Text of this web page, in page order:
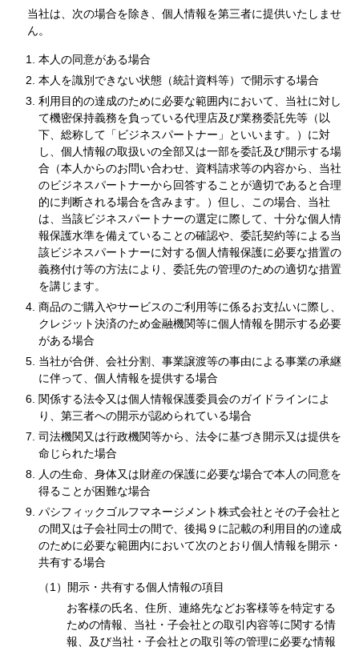
当社は、次の場合を除き、個人情報を第三者に提供いたしませ
ん。
本人の同意がある場合
本人を識別できない状態（統計資料等）で開示する場合
利用目的の達成のために必要な範囲内において、当社に対し
て機密保持義務を負っている代理店及び業務委託先等（以
下、総称して「ビジネスパートナー」といいます。）に対
し、個人情報の取扱いの全部又は一部を委託及び開示する場
合（本人からのお問い合わせ、資料請求等の内容から、当社
のビジネスパートナーから回答することが適切であると合理
的に判断される場合を含みます。）但し、この場合、当社
は、当該ビジネスパートナーの選定に際して、十分な個人情
報保護水準を備えていることの確認や、委託契約等による当
該ビジネスパートナーに対する個人情報保護に必要な措置の
義務付け等の方法により、委託先の管理のための適切な措置
を講じます。
商品のご購入やサービスのご利用等に係るお支払いに際し、
クレジット決済のため金融機関等に個人情報を開示する必要
がある場合
当社が合併、会社分割、事業譲渡等の事由による事業の承継
に伴って、個人情報を提供する場合
関係する法令又は個人情報保護委員会のガイドラインによ
り、第三者への開示が認められている場合
司法機関又は行政機関等から、法令に基づき開示又は提供を
命じられた場合
人の生命、身体又は財産の保護に必要な場合で本人の同意を
得ることが困難な場合
パシフィックゴルフマネージメント株式会社とその子会社と
の間又は子会社同士の間で、後掲９に記載の利用目的の達成
のために必要な範囲内において次のとおり個人情報を開示・
共有する場合
（1）開示・共有する個人情報の項目
お客様の氏名、住所、連絡先などお客様等を特定する
ための情報、当社・子会社との取引内容等に関する情
報、及び当社・子会社との取引等の管理に必要な情報